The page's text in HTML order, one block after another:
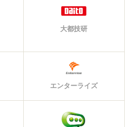
大都技研
エンターライズ